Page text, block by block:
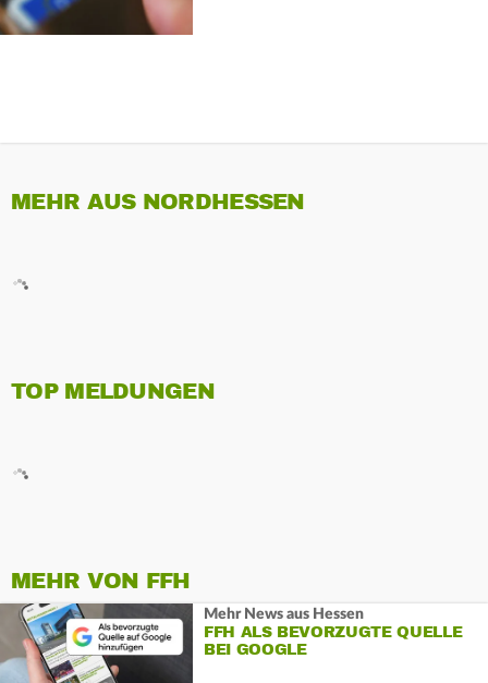
MEHR AUS NORDHESSEN
TOP MELDUNGEN
MEHR VON FFH
Mehr News aus Hessen
FFH ALS BEVORZUGTE QUELLE
BEI GOOGLE